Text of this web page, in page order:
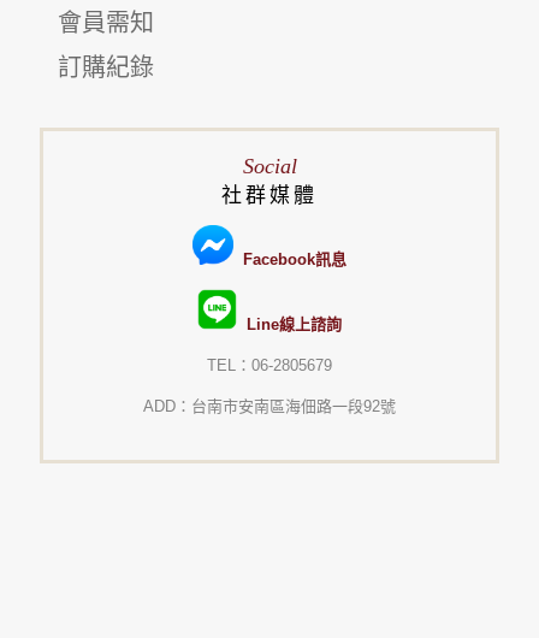
會員需知
訂購紀錄
Social
社群媒體
Facebook訊息
Line線上諮詢
TEL：06-2805679
ADD：台南市安南區海佃路一段92號